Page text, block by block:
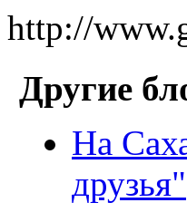
http://
Другие
На
друзья"